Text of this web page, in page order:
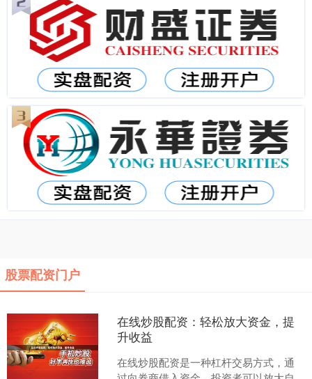
股票配资门户
在线炒股配资：轻松放大资金，提
升收益
在线炒股配资是一种杠杆交易方式，通